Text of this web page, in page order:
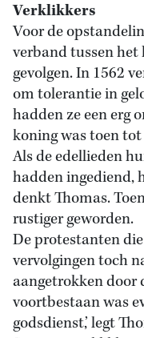
Verklikkers
Voor de
verband tussen
gevolgen. In 1562
om tolerantie in
hadden ze een erg
koning was toen
Als de edellieden
hadden ingediend,
denkt Thomas.
rustiger geworden.
De protestanten
vervolgingen toch
aangetrokken door
voortbestaan was
godsdienst,’ legt